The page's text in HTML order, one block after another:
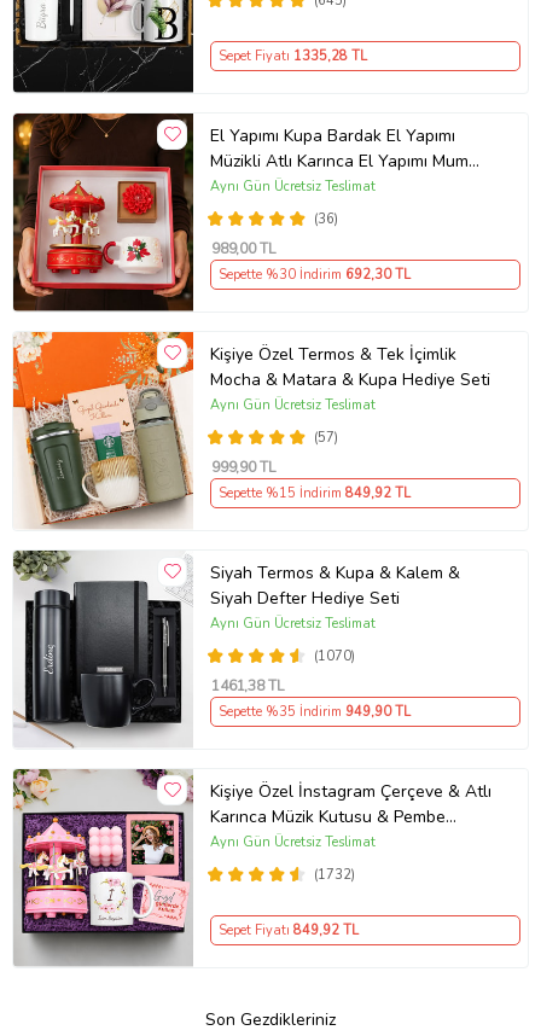
Sepet Fiyatı 1335,28 TL
El Yapımı Kupa Bardak El Yapımı
Müzikli Atlı Karınca El Yapımı Mum
AYN34
(36)
Aynı Gün Ücretsiz Teslimat
989,00 TL
Sepette %30 İndirim 692,30 TL
Kişiye Özel Termos & Tek İçimlik
Mocha & Matara & Kupa Hediye Seti
(57)
Aynı Gün Ücretsiz Teslimat
999,90 TL
Sepette %15 İndirim 849,92 TL
Siyah Termos & Kupa & Kalem &
Siyah Defter Hediye Seti
(1070)
Aynı Gün Ücretsiz Teslimat
1461,38 TL
Sepette %35 İndirim 949,90 TL
Kişiye Özel İnstagram Çerçeve & Atlı
Karınca Müzik Kutusu & Pembe
Bubble Mum & Kupa Hediye Seti
(1732)
Aynı Gün Ücretsiz Teslimat
Sepet Fiyatı 849,92 TL
Son Gezdikleriniz